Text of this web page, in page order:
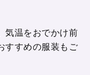
気温をおでかけ前
すすめの服装もご